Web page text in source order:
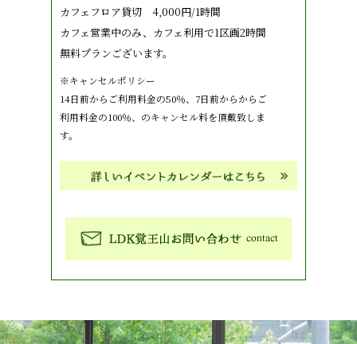
カフェフロア貸切 4,000円/1時間
カフェ営業中のみ、カフェ利用で1区画2時間
無料プランございます。
※キャンセルポリシー
14日前からご利用料金の50％、7日前からからご
利用料金の100％、のキャンセル料を頂戴致しま
す。